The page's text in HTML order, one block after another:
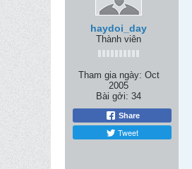
haydoi_day
Thành viên
Tham gia ngày: Oct
2005
Bài gởi: 34
Share
Tweet